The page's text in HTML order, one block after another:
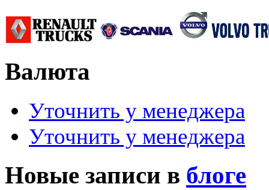
Валюта
Уточнить у менеджера
Уточнить у менеджера
Новые записи в блоге